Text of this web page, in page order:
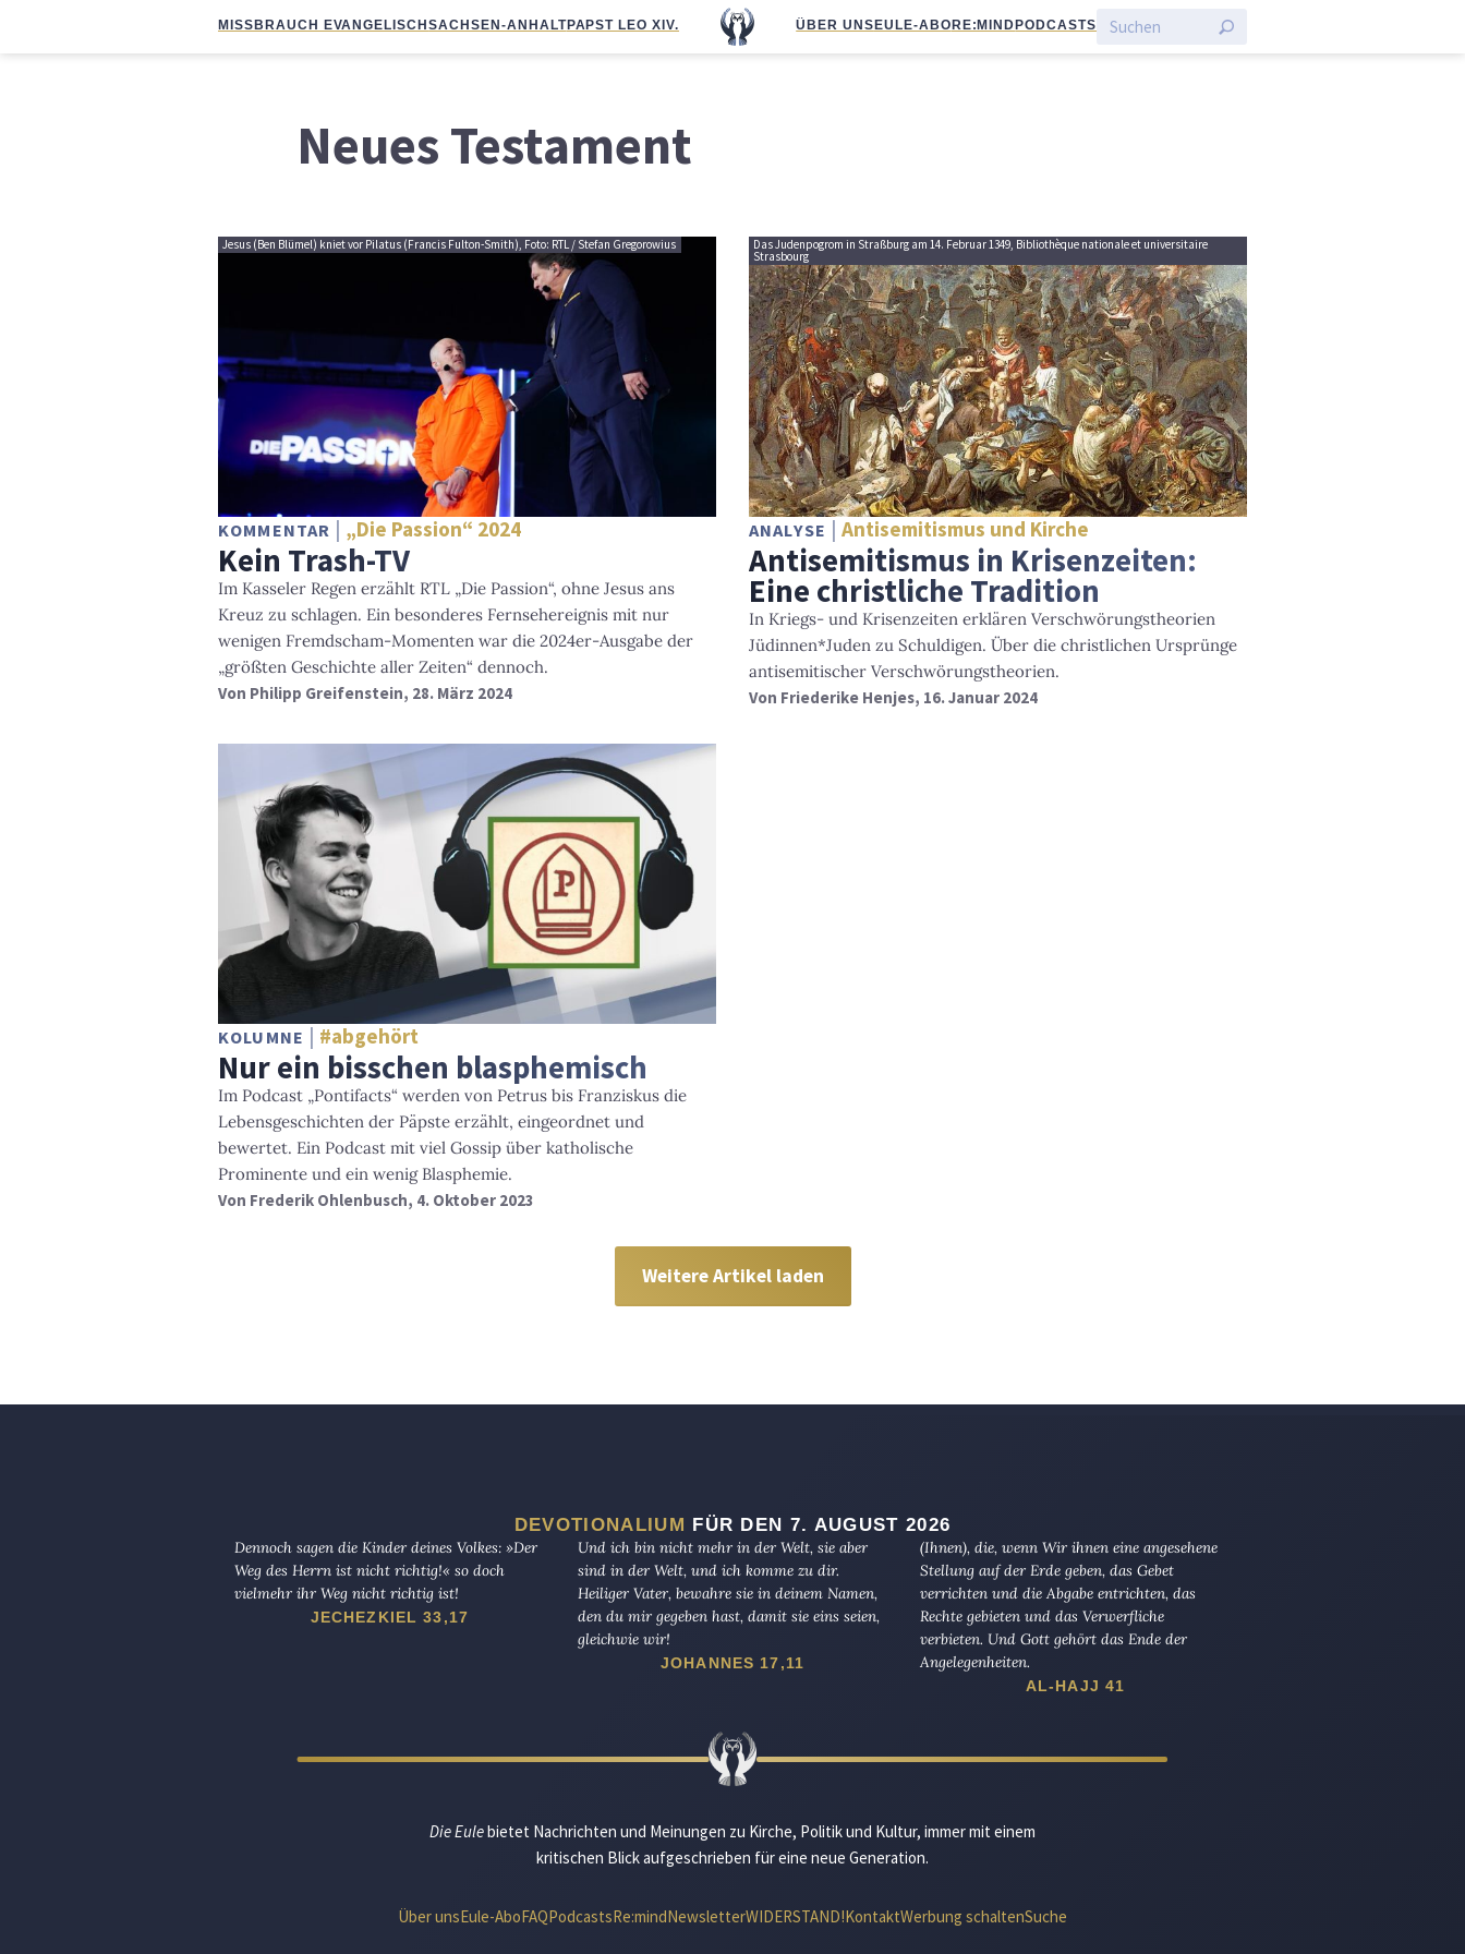
MISSBRAUCH EVANGELISCHSACHSEN-ANHALTPAPST LEO XIV. ÜBER UNS EULE-ABO RE:MIND PODCASTS
Neues Testament
Jesus (Ben Blümel) kniet vor Pilatus (Francis Fulton-Smith), Foto: RTL / Stefan Gregorowius
KOMMENTAR „Die Passion“ 2024
Kein Trash-TV
Im Kasseler Regen erzählt RTL „Die Passion“, ohne Jesus ans
Kreuz zu schlagen. Ein besonderes Fernsehereignis mit nur
wenigen Fremdscham-Momenten war die 2024er-Ausgabe der
„größten Geschichte aller Zeiten“ dennoch.
Von Philipp Greifenstein, 28. März 2024
Das Judenpogrom in Straßburg am 14. Februar 1349, Bibliothèque nationale et universitaire
Strasbourg
ANALYSE Antisemitismus und Kirche
Antisemitismus in Krisenzeiten:
Eine christliche Tradition
In Kriegs- und Krisenzeiten erklären Verschwörungstheorien
Jüdinnen*Juden zu Schuldigen. Über die christlichen Ursprünge
antisemitischer Verschwörungstheorien.
Von Friederike Henjes, 16. Januar 2024
KOLUMNE #abgehört
Nur ein bisschen blasphemisch
Im Podcast „Pontifacts“ werden von Petrus bis Franziskus die
Lebensgeschichten der Päpste erzählt, eingeordnet und
bewertet. Ein Podcast mit viel Gossip über katholische
Prominente und ein wenig Blasphemie.
Von Frederik Ohlenbusch, 4. Oktober 2023
Weitere Artikel laden
DEVOTIONALIUM FÜR DEN 7. AUGUST 2026
Dennoch sagen die Kinder deines Volkes: »Der
Weg des Herrn ist nicht richtig!« so doch
vielmehr ihr Weg nicht richtig ist!
JECHEZKIEL 33,17
Und ich bin nicht mehr in der Welt, sie aber
sind in der Welt, und ich komme zu dir.
Heiliger Vater, bewahre sie in deinem Namen,
den du mir gegeben hast, damit sie eins seien,
gleichwie wir!
JOHANNES 17,11
(Ihnen), die, wenn Wir ihnen eine angesehene
Stellung auf der Erde geben, das Gebet
verrichten und die Abgabe entrichten, das
Rechte gebieten und das Verwerfliche
verbieten. Und Gott gehört das Ende der
Angelegenheiten.
AL-HAJJ 41
Die Eulebietet Nachrichten und Meinungen zu Kirche, Politik und Kultur, immer mit einem
kritischen Blick aufgeschrieben für eine neue Generation.
Über unsEule-AboFAQPodcastsRe:mindNewsletterWIDERSTAND!KontaktWerbung schaltenSuche